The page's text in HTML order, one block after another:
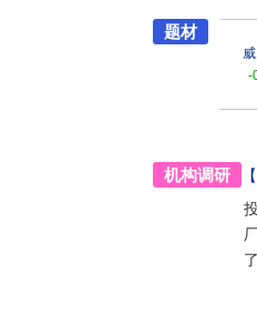
在行
瓶颈
治区
船级
广泛
占有
社会
题材
-
机构调研